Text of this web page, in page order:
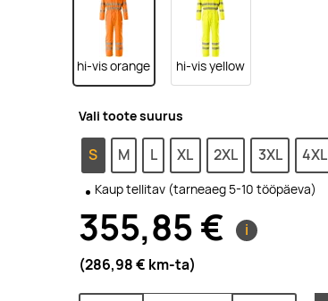
hi-vis orange hi-vis yellow
Vali toote suurus
S M L XL 2XL 3XL 4XL
Kaup tellitav (tarneaeg 5-10 tööpäeva)
355,85 €
i
(286,98 € km-ta)